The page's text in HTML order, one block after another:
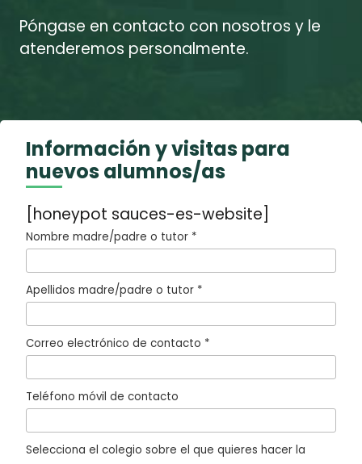
Póngase en contacto con nosotros y le
atenderemos personalmente.
Información y visitas para
nuevos alumnos/as
[honeypot sauces-es-website]
Nombre madre/padre o tutor *
Apellidos madre/padre o tutor *
Correo electrónico de contacto *
Teléfono móvil de contacto
Selecciona el colegio sobre el que quieres hacer la